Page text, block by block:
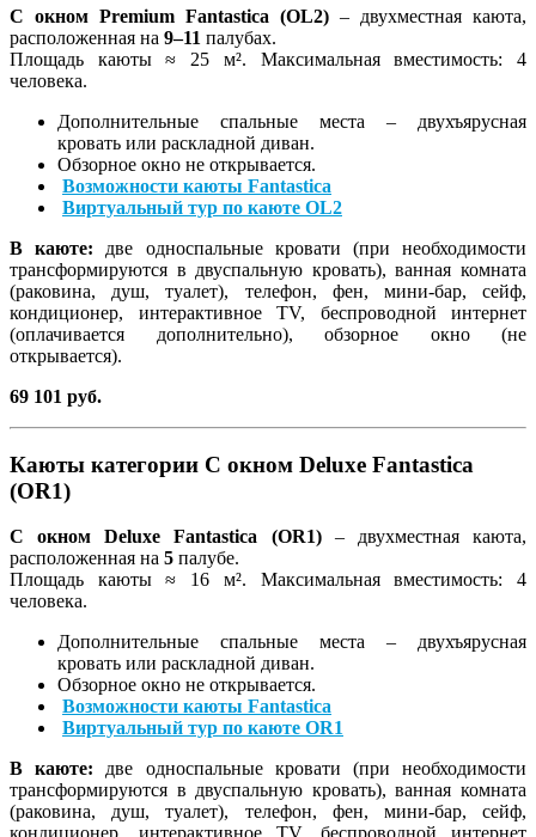
С окном Premium Fantastica (OL2) – двухместная каюта,
расположенная на 9–11 палубах.
Площадь каюты ≈ 25 м². Максимальная вместимость: 4
человека.
Дополнительные спальные места – двухъярусная
кровать или раскладной диван.
Обзорное окно не открывается.
Возможности каюты Fantastica
Виртуальный тур по каюте OL2
В каюте: две односпальные кровати (при необходимости
трансформируются в двуспальную кровать), ванная комната
(раковина, душ, туалет), телефон, фен, мини-бар, сейф,
кондиционер, интерактивное TV, беспроводной интернет
(оплачивается дополнительно), обзорное окно (не
открывается).
69 101 руб.
Каюты категории С окном Deluxe Fantastica
(OR1)
С окном Deluxe Fantastica (OR1) – двухместная каюта,
расположенная на 5 палубе.
Площадь каюты ≈ 16 м². Максимальная вместимость: 4
человека.
Дополнительные спальные места – двухъярусная
кровать или раскладной диван.
Обзорное окно не открывается.
Возможности каюты Fantastica
Виртуальный тур по каюте OR1
В каюте:две односпальные кровати (при необходимости
трансформируются в двуспальную кровать), ванная комната
(раковина, душ, туалет), телефон, фен, мини-бар, сейф,